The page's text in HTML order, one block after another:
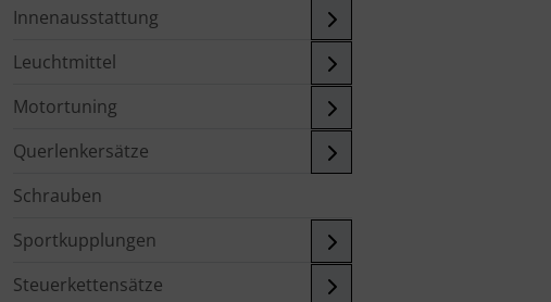
Innenausstattung
Leuchtmittel
Motortuning
Querlenkersätze
Schrauben
Sportkupplungen
Steuerkettensätze